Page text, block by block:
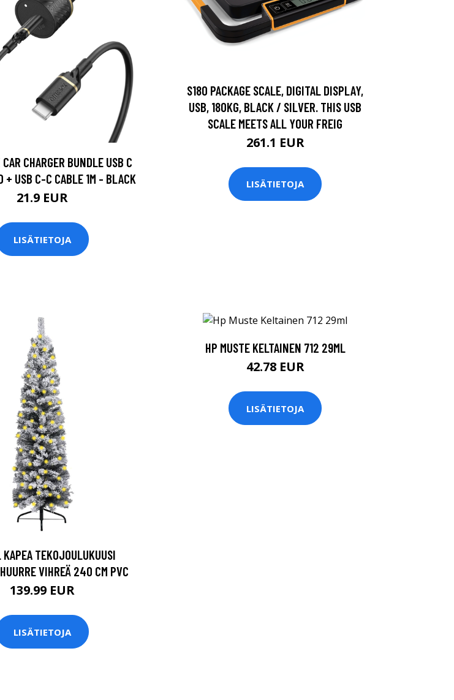
CHARGER BUNDLE USB C
+ USB C-C CABLE 1M - BLACK
21.9 EUR
LISÄTIETOJA
S180 PACKAGE SCALE, DIGITAL DISPLAY,
USB, 180KG, BLACK / SILVER. THIS USB
SCALE MEETS ALL YOUR FREIG
261.1 EUR
LISÄTIETOJA
TEKOJOULUKUUSI
VIHREÄ 240 CM PVC
139.99 EUR
LISÄTIETOJA
HP MUSTE KELTAINEN 712 29ML
42.78 EUR
LISÄTIETOJA